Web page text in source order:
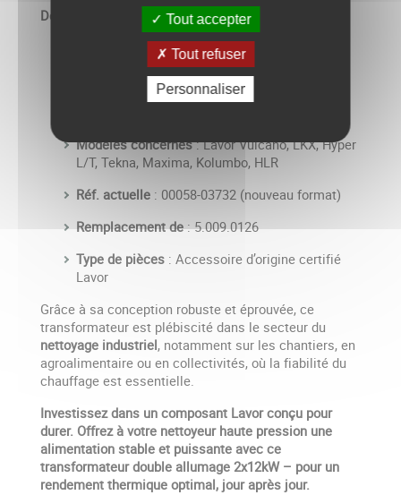
Détails techniques principaux :
Tension nominale: 220–240V
Puissance délivrée: 2 x 12 kW
Modèles concernés: Lavor Vulcano, LKX, Hyper
L/T, Tekna, Maxima, Kolumbo, HLR
Réf. actuelle : 00058-03732 (nouveau format)
Remplacement de: 5.009.0126
Type de pièces : Accessoire d’origine certifié
Lavor
Grâce à sa conception robuste et éprouvée, ce
transformateur est plébiscité dans le secteur du
nettoyage industriel, notamment sur les chantiers, en
agroalimentaire ou en collectivités, où la fiabilité du
chauffage est essentielle.
Investissez dans un composant Lavor conçu pour
durer. Offrez à votre nettoyeur haute pression une
alimentation stable et puissante avec ce
transformateur double allumage 2x12kW – pour un
rendement thermique optimal, jour après jour.
Tout accepter
Tout refuser
Personnaliser